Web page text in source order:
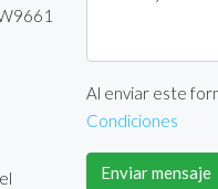
Al enviar este
Condiciones
Enviar mensaje